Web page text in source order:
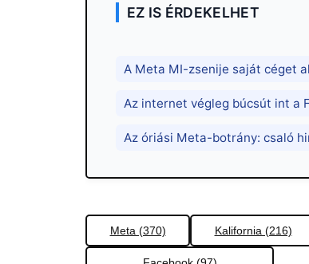
EZ IS ÉRDEKELHET
A Meta MI-zsenije saját céget
Az internet végleg búcsút int a
Az óriási Meta-botrány: csaló
Meta (370) Kalifornia (216)